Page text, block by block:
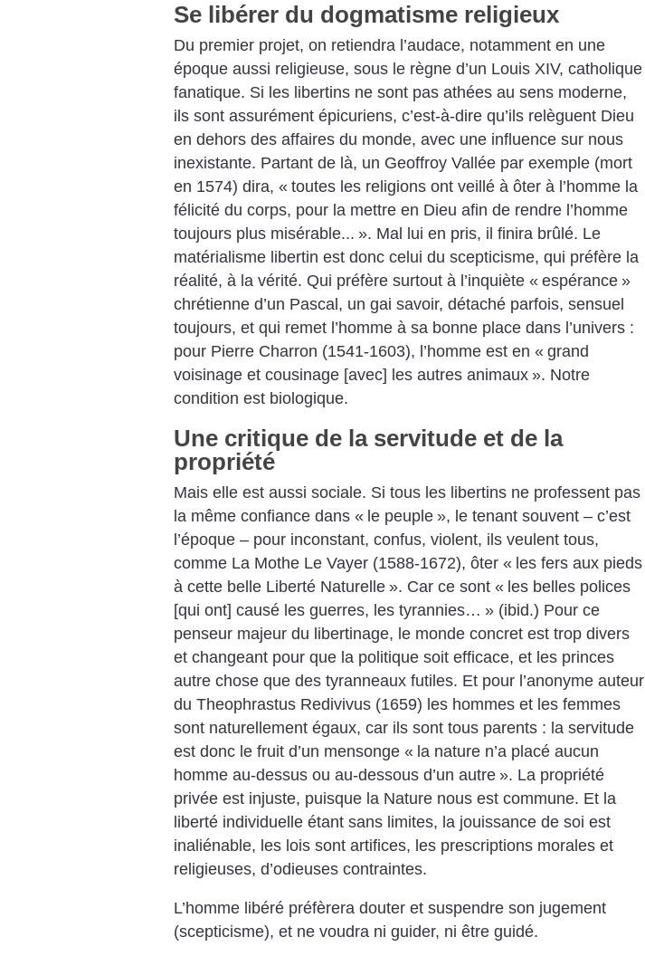
Se libérer du dogmatisme religieux
Du premier projet, on retiendra l’audace, notamment en une
époque aussi religieuse, sous le règne d’un Louis XIV, catholique
fanatique. Si les libertins ne sont pas athées au sens moderne,
ils sont assurément épicuriens, c’est-à-dire qu’ils relèguent Dieu
en dehors des affaires du monde, avec une influence sur nous
inexistante. Partant de là, un Geoffroy Vallée par exemple (mort
en 1574) dira, « toutes les religions ont veillé à ôter à l’homme la
félicité du corps, pour la mettre en Dieu afin de rendre l’homme
toujours plus misérable... ». Mal lui en pris, il finira brûlé. Le
matérialisme libertin est donc celui du scepticisme, qui préfère la
réalité, à la vérité. Qui préfère surtout à l’inquiète « espérance »
chrétienne d’un Pascal, un gai savoir, détaché parfois, sensuel
toujours, et qui remet l’homme à sa bonne place dans l’univers :
pour Pierre Charron (1541-1603), l’homme est en « grand
voisinage et cousinage [avec] les autres animaux ». Notre
condition est biologique.
Une critique de la servitude et de la
propriété
Mais elle est aussi sociale. Si tous les libertins ne professent pas
la même confiance dans « le peuple », le tenant souvent – c’est
l’époque – pour inconstant, confus, violent, ils veulent tous,
comme La Mothe Le Vayer (1588-1672), ôter « les fers aux pieds
à cette belle Liberté Naturelle ». Car ce sont « les belles polices
[qui ont] causé les guerres, les tyrannies… » (ibid.) Pour ce
penseur majeur du libertinage, le monde concret est trop divers
et changeant pour que la politique soit efficace, et les princes
autre chose que des tyranneaux futiles. Et pour l’anonyme auteur
du Theophrastus Redivivus (1659) les hommes et les femmes
sont naturellement égaux, car ils sont tous parents : la servitude
est donc le fruit d’un mensonge « la nature n’a placé aucun
homme au-dessus ou au-dessous d’un autre ». La propriété
privée est injuste, puisque la Nature nous est commune. Et la
liberté individuelle étant sans limites, la jouissance de soi est
inaliénable, les lois sont artifices, les prescriptions morales et
religieuses, d’odieuses contraintes.
L’homme libéré préfèrera douter et suspendre son jugement
(scepticisme), et ne voudra ni guider, ni être guidé.